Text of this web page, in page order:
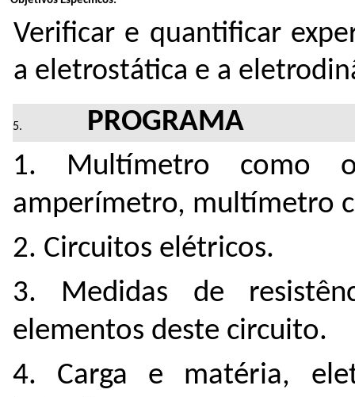
Verificar e quantificar
a eletrostática e a
PROGRAMA
1. Multímetro como
amperímetro, multímetro
2. Circuitos elétricos.
3. Medidas de
elementos deste circuito.
4. Carga e matéria,